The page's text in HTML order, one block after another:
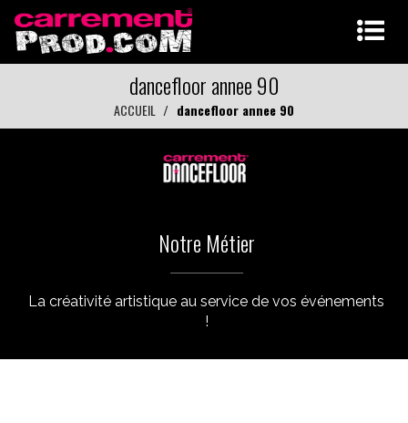
dancefloor annee 90
ACCUEIL dancefloor annee 90
Notre Métier
La créativité artistique au service de vos événements
!